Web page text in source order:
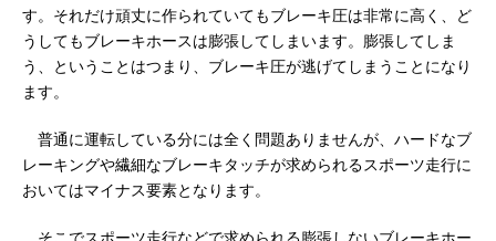
す。それだけ頑丈に作られていてもブレーキ圧は非常に高く、ど
うしてもブレーキホースは膨張してしまいます。膨張してしま
う、ということはつまり、ブレーキ圧が逃げてしまうことになり
ます。
普通に運転している分には全く問題ありませんが、ハードなブ
レーキングや繊細なブレーキタッチが求められるスポーツ走行に
おいてはマイナス要素となります。